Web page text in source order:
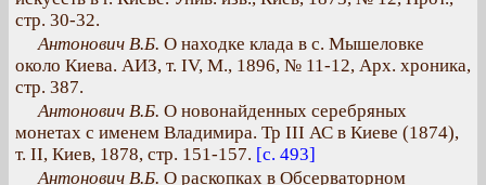
стр. 30-32.
Антонович В.Б. О находке клада в с. Мышеловке
около Киева. АИЗ, т. IV, М., 1896, № 11-12, Арх. хроника,
стр. 387.
Антонович В.Б. О новонайденных серебряных
монетах с именем Владимира. Тр III АС в Киеве (1874),
т. II, Киев, 1878, стр. 151-157. [с. 493]
Антонович В.Б. О раскопках в Обсерваторном